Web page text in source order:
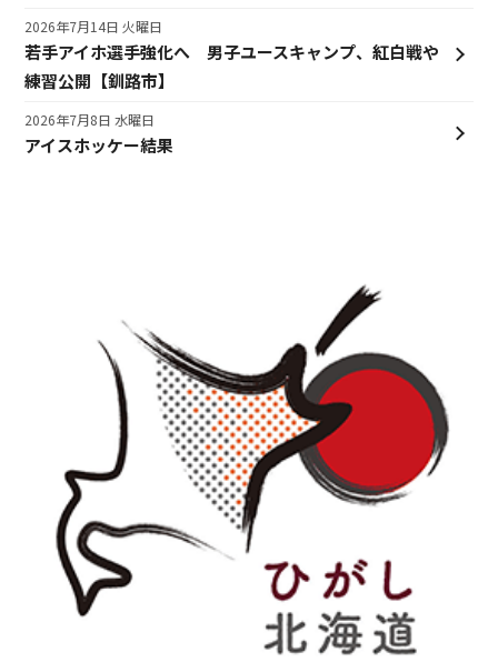
若手アイホ選手強化へ 男子ユースキャンプ、紅白戦や
練習公開【釧路市】
2026年7月14日 火曜日
アイスホッケー結果
2026年7月8日 水曜日